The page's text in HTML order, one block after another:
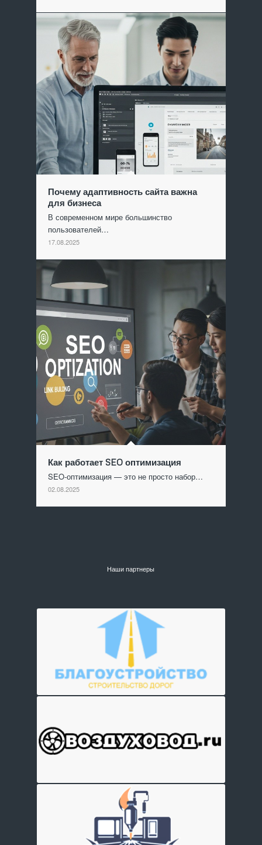
Почему адаптивность сайта важна
для бизнеса
В современном мире большинство
пользователей…
17.08.2025
Как работает SEO оптимизация
SEO-оптимизация — это не просто набор…
02.08.2025
Наши партнеры